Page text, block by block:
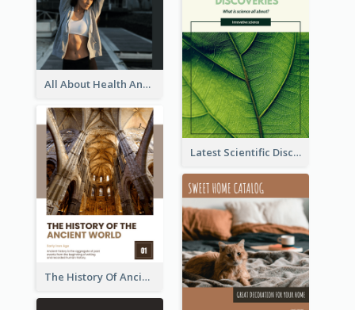
All About Health And Wellness Booklet
Latest Scientific Discoveries Booklet
The History Of Ancient World Booklet